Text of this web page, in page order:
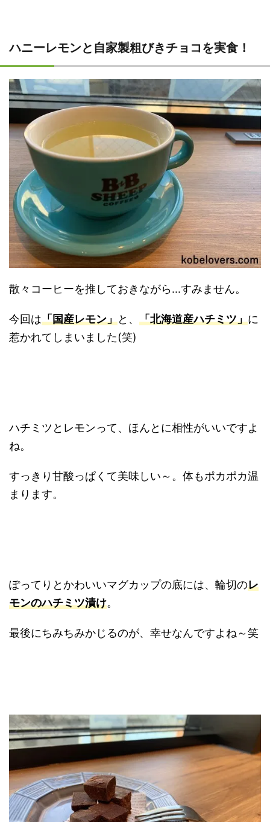
ハニーレモンと自家製粗びきチョコを実食！
散々コーヒーを推しておきながら...すみません。
今回は「国産レモン」と、 「北海道産ハチミツ」に
惹かれてしまいました(笑)
ハチミツとレモンって、ほんとに相性がいいですよ
ね。
すっきり甘酸っぱくて美味しい～。体もポカポカ温
まります。
ぽってりとかわいいマグカップの底には、輪切のレ
モンのハチミツ漬け。
最後にちみちみかじるのが、幸せなんですよね～笑